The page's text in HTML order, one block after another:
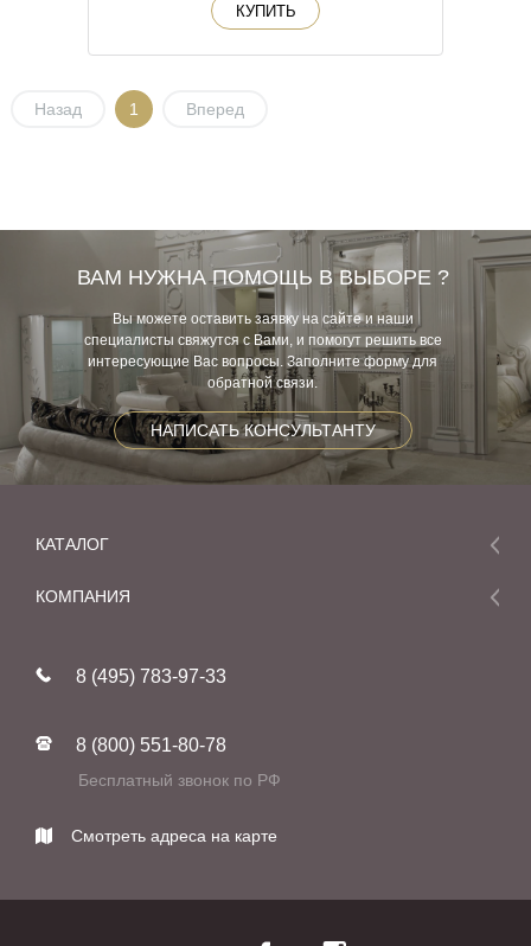
КУПИТЬ
Назад 1 Вперед
ВАМ НУЖНА ПОМОЩЬ В ВЫБОРЕ ?
Вы можете оставить заявку на сайте и наши
специалисты свяжутся с Вами, и помогут решить все
интересующие Вас вопросы. Заполните форму для
обратной связи.
НАПИСАТЬ КОНСУЛЬТАНТУ
КАТАЛОГ
Мебель
Фабрики
КОМПАНИЯ
Реставрация
Контакты
8 (495) 783-97-33
8 (800) 551-80-78
Бесплатный звонок по РФ
Смотреть адреса на карте